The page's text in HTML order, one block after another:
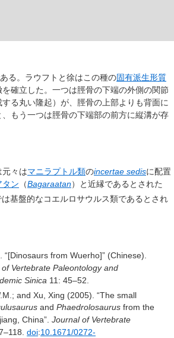
る。ラウフトと徐はこの種の固有派生形質
確立した。一つは脛骨の下端の外側の関節
る丸い隆起）が、脛骨の上部よりも背面に
もう一つは脛骨の下端部の前方に縦溝が存
元々はマニラプトル類のincertae sedisに配置
タン （Bagaraatan）と近縁であるとされた
は基盤的なコエルロサウルス類であるとされ
“[Dinosaurs from Wuerho]” (Chinese).
Vertebrate Paleontology and
Sinica 11 : 45–52.
and Xu, Xing (2005). “The small
and Phaedrolosaurus from the
China”. Journal of Vertebrate
doi:10.1671/0272-